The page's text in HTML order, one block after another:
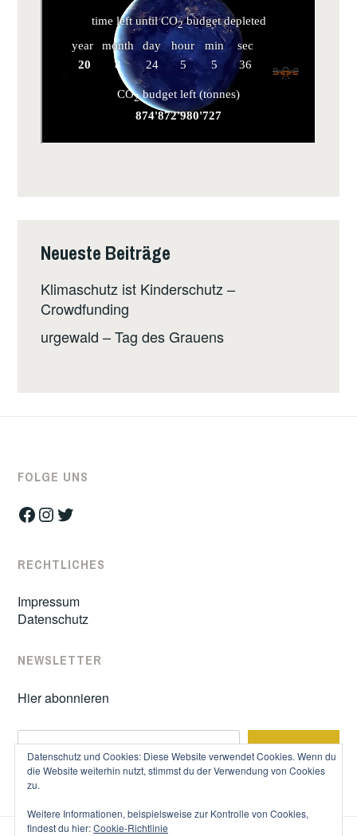
Neueste Beiträge
Klimaschutz ist Kinderschutz –
Crowdfunding
urgewald – Tag des Grauens
FOLGE UNS
Facebook
Instagram
Twitter
RECHTLICHES
Impressum
Datenschutz
NEWSLETTER
Hier abonnieren
S
SUCHE
Datenschutz und Cookies: Diese Website verwendet Cookies. Wenn du
die Website weiterhin nutzt, stimmst du der Verwendung von Cookies
zu.
Weitere Informationen, beispielsweise zur Kontrolle von Cookies,
findest du hier:Cookie-Richtlinie